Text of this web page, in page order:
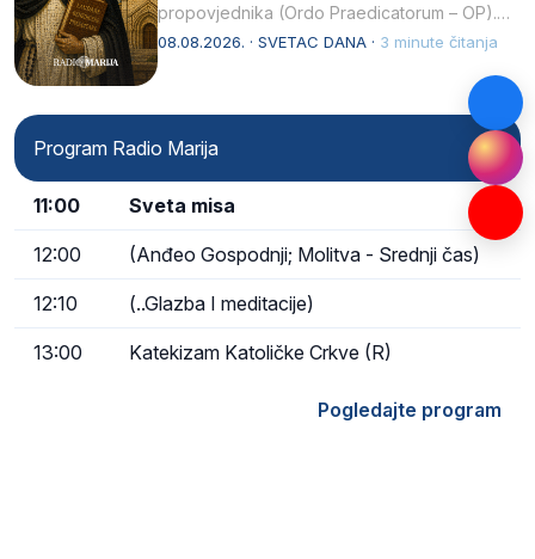
propovjednika (Ordo Praedicatorum – OP).
Svojim životom, dubokom ljubavlju prema
08.08.2026. · SVETAC DANA · 3 minute čitanja
Program Radio Marija
11:00 Sveta misa
12:00 (Anđeo Gospodnji; Molitva - Srednji čas)
12:10 (..Glazba I meditacije)
13:00 Katekizam Katoličke Crkve (R)
Pogledajte program